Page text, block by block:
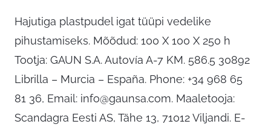
Hajutiga plastpudel igat tüüpi vedelike
pihustamiseks. Mõõdud: 100 X 100 X 250 h
Tootja: GAUN S.A. Autovía A-7 KM. 586.5 30892
Librilla – Murcia – España. Phone: +34 968 65
81 36, Email: info@gaunsa.com. Maaletooja:
Scandagra Eesti AS, Tähe 13, 71012 Viljandi. E-